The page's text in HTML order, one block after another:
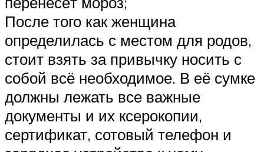
После того как женщина
определилась с местом для родов,
стоит взять за привычку носить с
собой всё необходимое. В её сумке
должны лежать все важные
документы и их ксерокопии,
сертификат, сотовый телефон и